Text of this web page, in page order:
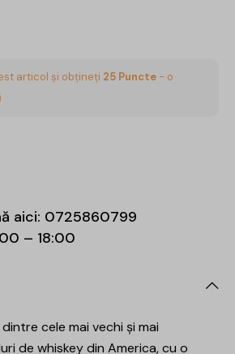
articol și obțineți 25 Puncte - o
aici: 0725860799
– 18:00
cele mai vechi și mai
de whiskey din America, cu o